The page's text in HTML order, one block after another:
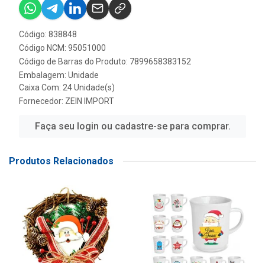
Código: 838848
Código NCM: 95051000
Código de Barras do Produto: 7899658383152
Embalagem: Unidade
Caixa Com: 24 Unidade(s)
Fornecedor: ZEIN IMPORT
Faça seu login ou cadastre-se para comprar.
Produtos Relacionados